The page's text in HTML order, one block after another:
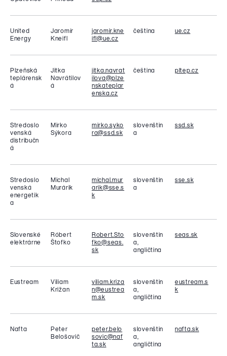
United
Energy
Jaromír
Kneifl
jaromir.kne
ifl@ue.cz
čeština ue.cz
Plzeňská
teplárensk
á
Jitka
Navrátilov
á
jitka.navrat
ilova@plze
nskateplar
enska.cz
čeština pltep.cz
Stredoslo
venská
distribučn
á
Mirko
Sýkora
mirko.syko
ra@ssd.sk
slovenštin
a
ssd.sk
Stredoslo
venská
energetik
a
Michal
Murárik
michal.mur
arik@sse.s
k
slovenštin
a
sse.sk
Slovenské
elektrárne
Róbert
Štofko
Robert.Sto
fko@seas.
sk
slovenštin
a,
angličtina
seas.sk
Eustream
Viliam
Križan
viliam.kriza
n@eustrea
m.sk
slovenštin
a,
angličtina
eustream.s
k
Nafta
Peter
Belošovič
peter.belo
sovic@naf
ta.sk
slovenštin
a,
angličtina
nafta.sk